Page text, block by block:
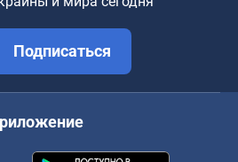
Подписаться